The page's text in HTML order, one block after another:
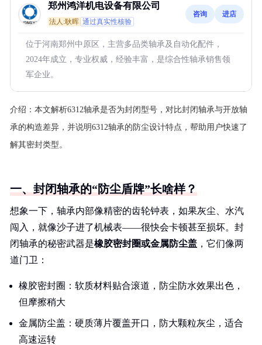
郑州鸿洋机电设备有限公司
法人:耿晖 通过真实性核验
咨询 进店
位于河南郑州中原区，主营多品类轴承及自动化配件，
2024年成立，专业权威，经验丰富，是综合性轴承销售领
军企业。
介绍： 本文解析6312轴承是否为封闭型号，对比封闭轴承与开放轴
承的构造差异，并说明6312轴承的防尘设计特点，帮助用户快速了
解其密封类型。
一、封闭轴承的“防尘盾牌”长啥样？
想象一下，轴承内部像精密的齿轮钟表，如果灰尘、水汽
闯入，就像沙子进了机械表——很快会卡顿甚至损坏。封
闭轴承的秘密武器是橡胶密封圈或金属防尘盖 ，它们像两
道门卫：
橡胶密封圈：软质材料贴合滚道，防尘防水效果出色，
但摩擦稍大
金属防尘盖：硬质薄片覆盖开口，防大颗粒灰尘，适合
高速运转